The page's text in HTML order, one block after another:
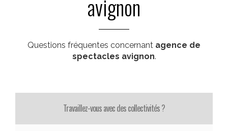
avignon
Questions fréquentes concernant agence de
spectacles avignon.
Travaillez-vous avec des collectivités ?